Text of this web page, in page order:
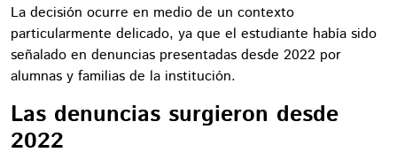
La decisión ocurre en medio de un contexto
particularmente delicado, ya que el estudiante había sido
señalado en denuncias presentadas desde 2022 por
alumnas y familias de la institución.
Las denuncias surgieron desde
2022